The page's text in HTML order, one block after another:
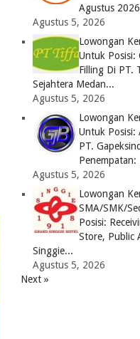
Agustus 2026
Agustus 5, 2026
Lowongan
Untuk Posisi:
Filling Di PT.
Sejahtera Medan...
Agustus 5, 2026
Lowongan
Untuk Posisi:
PT.
Penempatan:
Agustus 5, 2026
Lowongan
SMA/SMK/
Posisi:
Store, Public
Singgie...
Agustus 5, 2026
Next »